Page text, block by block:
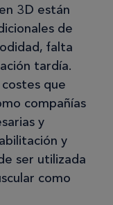
3D están
de
falta
tardía.
que
compañías
y
y
ser utilizada
como